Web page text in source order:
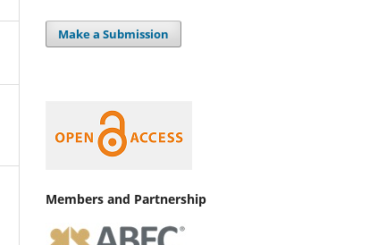
Make a Submission
Members and Partnership